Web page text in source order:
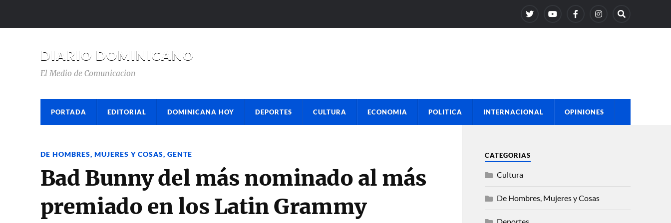
DIARIO DOMINICANO
El Medio de Comunicacion
PORTADA EDITORIAL DOMINICANA HOY DEPORTES CULTURA ECONOMIA POLITICA INTERNACIONAL OPINIONES
DE HOMBRES, MUJERES Y COSAS, GENTE
Bad Bunny del más nominado al más
premiado en los Latin Grammy
CATEGORIAS
Cultura
De Hombres, Mujeres y Cosas